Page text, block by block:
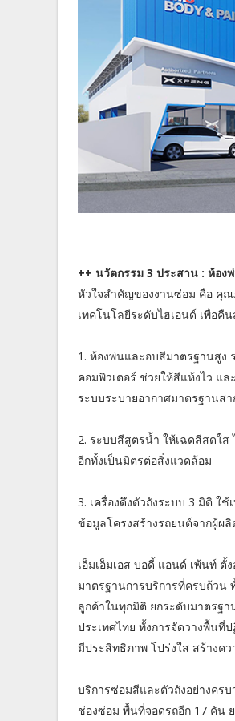
++ นวัตกรรม 3 ประสาน : ห้อง
หัวใจสำคัญของงานซ่อม คือ คุณ
เทคโนโลยีระดับไฮเอนด์ เพื่อคื
1. ห้องพ่นและอบสีมาตรฐานสู
คอมพิวเตอร์ ช่วยให้สีแห้งไว แ
ระบบระบายอากาศมาตรฐานส
2. ระบบสีสูตรน้ำ ให้เฉดสีสดใ
อีกทั้งเป็นมิตรต่อสิ่งแวดล้อม
3. เครื่องดึงตัวถังระบบ 3 มิติ ใ
ข้อมูลโครงสร้างรถยนต์จากผู้ผ
เอ็มเอ็มเอส บอดี้ แอนด์ เพ้นท์
มาตรฐานการบริการที่ครบถ้ว
ลูกค้าในทุกมิติ ยกระดับมาตรฐ
ประเทศไทย ทั้งการจัดวางพื้นที่
มีประสิทธิภาพ โปร่งใส สร้างค
บริการซ่อมสีและตัวถังอย่างคร
ช่องซ่อม พื้นที่จอดรถอีก 17 คัน